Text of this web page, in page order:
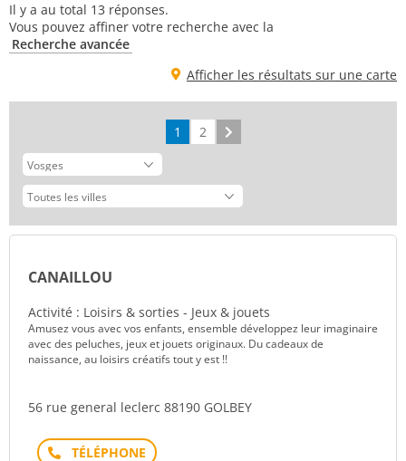
Il y a au total 13 réponses.
Vous pouvez affiner votre recherche avec la
Recherche avancée
Afficher les résultats sur une carte
1 2
CANAILLOU
Activité : Loisirs & sorties - Jeux & jouets
Amusez vous avec vos enfants, ensemble développez leur imaginaire
avec des peluches, jeux et jouets originaux. Du cadeaux de
naissance, au loisirs créatifs tout y est !!
56 rue general leclerc 88190 GOLBEY
Téléphone